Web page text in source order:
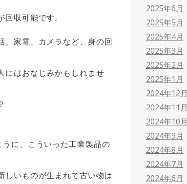
収可能です。
、家電、カメラなど、身の回
にはおなじみかもしれませ
に、こういった工業製品の
しいものが生まれて古い物は
2025年6月
2025年5月
2025年4月
2025年3月
2025年2月
2025年1月
2024年12月
2024年11月
2024年10月
2024年9月
2024年8月
2024年7月
2024年6月